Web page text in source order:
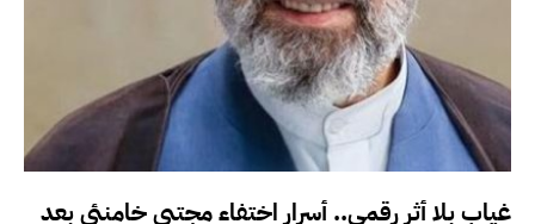
غياب بلا أثر رقمي.. أسرار اختفاء مجتبى خامنئي بعد